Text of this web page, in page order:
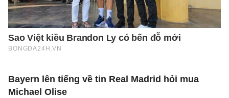
Bayern lên tiếng về tin Real Madrid hỏi mua
Michael Olise